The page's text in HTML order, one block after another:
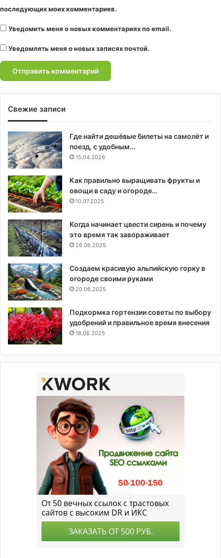
последующих моих комментариев.
Уведомить меня о новых комментариях по email.
Уведомлять меня о новых записях почтой.
Свежие записи
Где найти дешёвые билеты на самолёт и
поезд, с удобным…
15.04.2026
Как правильно выращивать фрукты и
овощи в саду и огороде…
10.07.2025
Когда начинает цвести сирень и почему
это время так завораживает
26.06.2025
Создаем красивую альпийскую горку в
огороде своими руками
20.06.2025
Подкормка гортензии советы по выбору
удобрений и правильное время внесения
18.06.2025